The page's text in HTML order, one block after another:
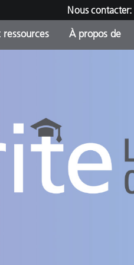
Nous contacter:
À propos de